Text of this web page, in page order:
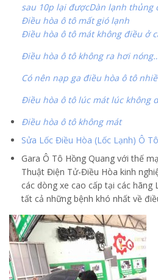
sau 10p lại đượcDàn lạnh thủng
Điều hòa ô tô mất gió lạnh
Điều hòa ô tô mát không điều ở
Điều hòa ô tô không ra hơi
Có nên nạp ga điều hòa ô tô
Điều hòa ô tô lúc mát lúc không
Điều hòa ô tô không mát
Sửa Lốc Điều Hòa (Lốc Lạnh) Ô
Gara Ô Tô Hồng Quang với thế
Thuật Điện Tử-Điều Hòa kinh
các dòng xe cao cấp tại các
tất cả những bệnh khó nhất về